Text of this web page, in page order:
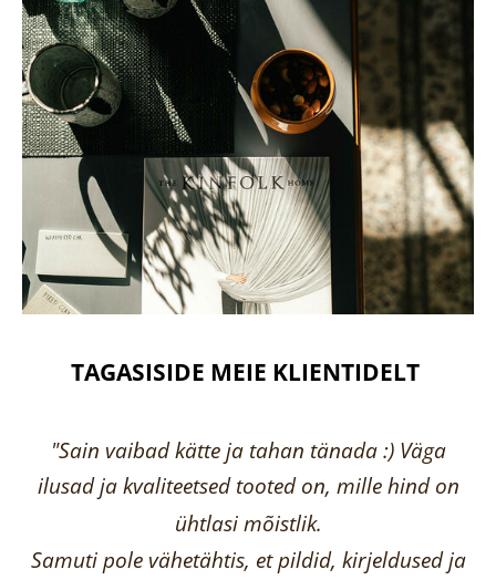
TAGASISIDE MEIE KLIENTIDELT
"Sain vaibad kätte ja tahan tänada :) Väga
ilusad ja kvaliteetsed tooted on, mille hind on
ühtlasi mõistlik.
Samuti pole vähetähtis, et pildid, kirjeldused ja